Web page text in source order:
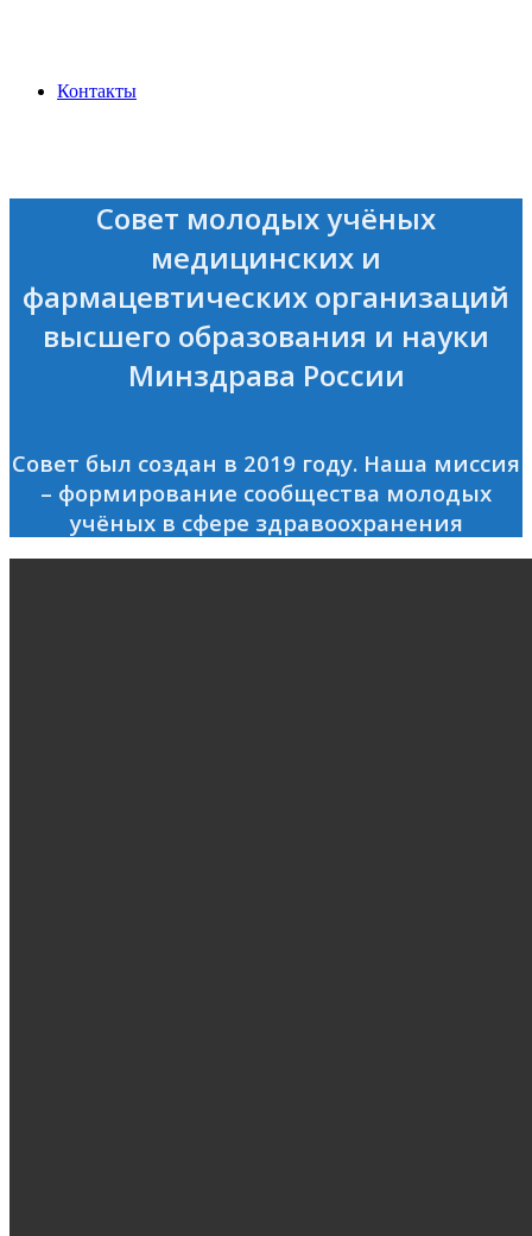
Контакты
Совет молодых учёных
медицинских и
фармацевтических организаций
высшего образования и науки
Минздрава России
Совет был создан в 2019 году. Наша миссия
– формирование сообщества молодых
учёных в сфере здравоохранения